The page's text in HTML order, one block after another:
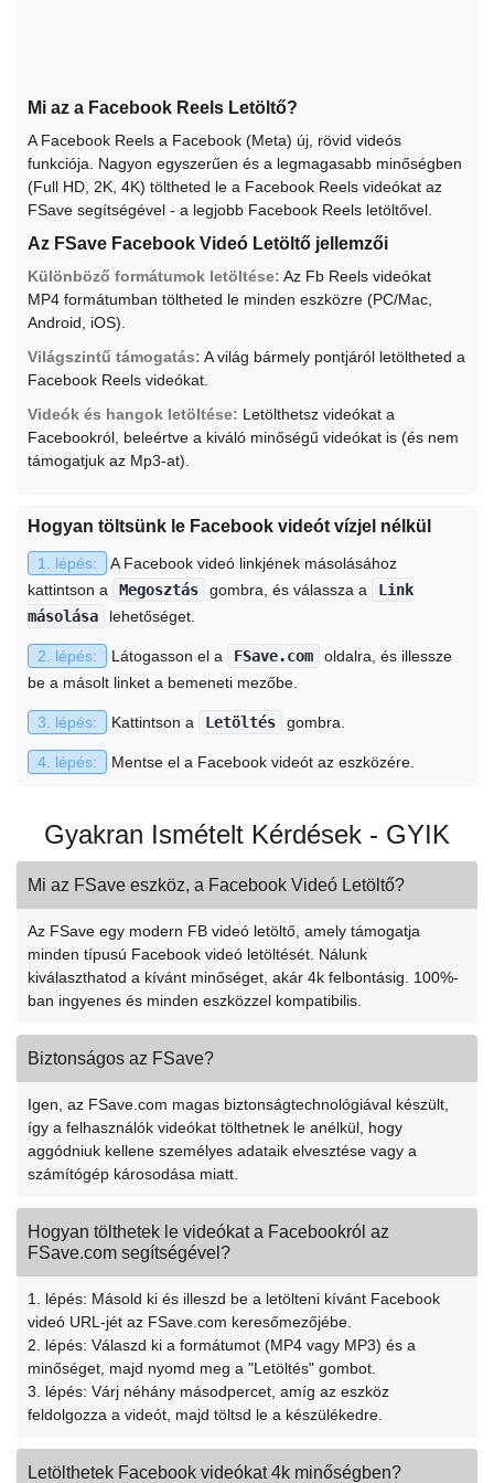
Mi az a Facebook Reels Letöltő?
A Facebook Reels a Facebook (Meta) új, rövid videós
funkciója. Nagyon egyszerűen és a legmagasabb minőségben
(Full HD, 2K, 4K) töltheted le a Facebook Reels videókat az
FSave segítségével - a legjobb Facebook Reels letöltővel.
Az FSave Facebook Videó Letöltő jellemzői
Különböző formátumok letöltése: Az Fb Reels videókat
MP4 formátumban töltheted le minden eszközre (PC/Mac,
Android, iOS).
Világszintű támogatás: A világ bármely pontjáról letöltheted a
Facebook Reels videókat.
Videók és hangok letöltése: Letölthetsz videókat a
Facebookról, beleértve a kiváló minőségű videókat is (és nem
támogatjuk az Mp3-at).
Hogyan töltsünk le Facebook videót vízjel nélkül
1. lépés:
A Facebook videó linkjének másolásához
kattintson a
Megosztás gombra, és válassza a
Link
másolása
lehetőséget.
2. lépés: Látogasson el a FSave.com
oldalra, és illessze
be a másolt linket a bemeneti mezőbe.
3. lépés: Kattintson a Letöltés gombra.
4. lépés: Mentse el a Facebook videót az eszközére.
Gyakran Ismételt Kérdések - GYIK
Mi az FSave eszköz, a Facebook Videó Letöltő?
Az FSave egy modern FB videó letöltő, amely támogatja
minden típusú Facebook videó letöltését. Nálunk
kiválaszthatod a kívánt minőséget, akár 4k felbontásig. 100%-
ban ingyenes és minden eszközzel kompatibilis.
Biztonságos az FSave?
Igen, az FSave.com magas biztonságtechnológiával készült,
így a felhasználók videókat tölthetnek le anélkül, hogy
aggódniuk kellene személyes adataik elvesztése vagy a
számítógép károsodása miatt.
Hogyan tölthetek le videókat a Facebookról az
FSave.com segítségével?
1. lépés: Másold ki és illeszd be a letölteni kívánt Facebook
videó URL-jét az FSave.com keresőmezőjébe.
2. lépés: Válaszd ki a formátumot (MP4 vagy MP3) és a
minőséget, majd nyomd meg a "Letöltés" gombot.
3. lépés: Várj néhány másodpercet, amíg az eszköz
feldolgozza a videót, majd töltsd le a készülékedre.
Letölthetek Facebook videókat 4k minőségben?